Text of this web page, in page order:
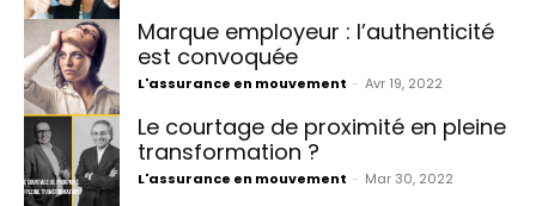
Marque employeur : l’authenticité
est convoquée
L'assurance en mouvement - Avr 19, 2022
Le courtage de proximité en pleine
transformation ?
L'assurance en mouvement - Mar 30, 2022